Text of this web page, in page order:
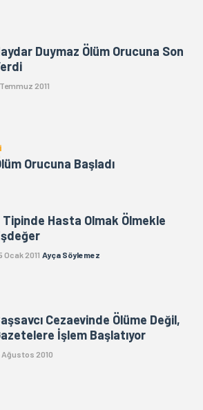
Duymaz Ölüm Orucuna Son
2011
Orucuna Başladı
Tipinde Hasta Olmak Ölmekle
Ocak 2011 Ayça Söylemez
Cezaevinde Ölüme Değil,
İşlem Başlatıyor
Ağustos 2010